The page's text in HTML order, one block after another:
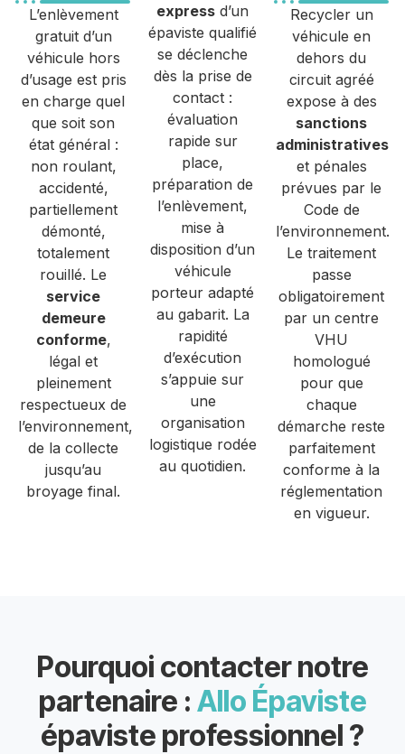
L’enlèvement
gratuit d’un
véhicule hors
d’usage est pris
en charge quel
que soit son
état général :
non roulant,
accidenté,
partiellement
démonté,
totalement
rouillé. Le
service
demeure
conforme,
légal et
pleinement
respectueux de
l’environnement,
de la collecte
jusqu’au
broyage final.
express d’un
épaviste qualifié
se déclenche
dès la prise de
contact :
évaluation
rapide sur
place,
préparation de
l’enlèvement,
mise à
disposition d’un
véhicule
porteur adapté
au gabarit. La
rapidité
d’exécution
s’appuie sur
une
organisation
logistique rodée
au quotidien.
Recycler un
véhicule en
dehors du
circuit agréé
expose à des
sanctions
administratives
et pénales
prévues par le
Code de
l’environnement.
Le traitement
passe
obligatoirement
par un centre
VHU
homologué
pour que
chaque
démarche reste
parfaitement
conforme à la
réglementation
en vigueur.
Pourquoi contacter notre
partenaire : Allo Épaviste
épaviste professionnel ?